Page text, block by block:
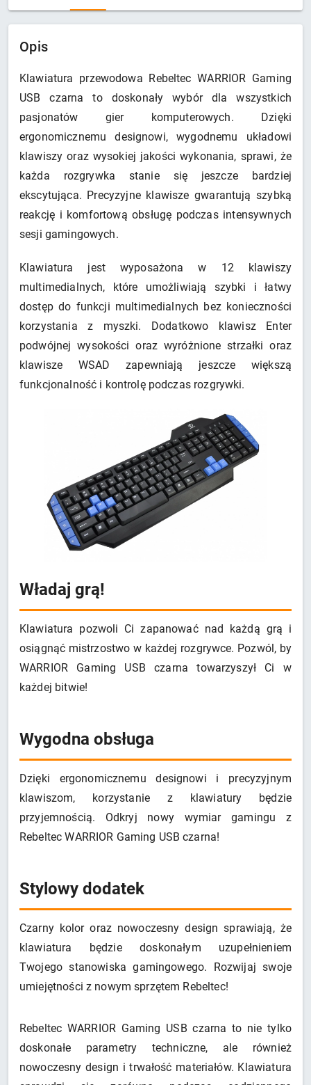
Opis
Klawiatura przewodowa Rebeltec WARRIOR Gaming
USB czarna to doskonały wybór dla wszystkich
pasjonatów gier komputerowych. Dzięki
ergonomicznemu designowi, wygodnemu układowi
klawiszy oraz wysokiej jakości wykonania, sprawi, że
każda rozgrywka stanie się jeszcze bardziej
ekscytująca. Precyzyjne klawisze gwarantują szybką
reakcję i komfortową obsługę podczas intensywnych
sesji gamingowych.
Klawiatura jest wyposażona w 12 klawiszy
multimedialnych, które umożliwiają szybki i łatwy
dostęp do funkcji multimedialnych bez konieczności
korzystania z myszki. Dodatkowo klawisz Enter
podwójnej wysokości oraz wyróżnione strzałki oraz
klawisze WSAD zapewniają jeszcze większą
funkcjonalność i kontrolę podczas rozgrywki.
Władaj grą!
Klawiatura pozwoli Ci zapanować nad każdą grą i
osiągnąć mistrzostwo w każdej rozgrywce. Pozwól, by
WARRIOR Gaming USB czarna towarzyszył Ci w
każdej bitwie!
Wygodna obsługa
Dzięki ergonomicznemu designowi i precyzyjnym
klawiszom, korzystanie z klawiatury będzie
przyjemnością. Odkryj nowy wymiar gamingu z
Rebeltec WARRIOR Gaming USB czarna!
Stylowy dodatek
Czarny kolor oraz nowoczesny design sprawiają, że
klawiatura będzie doskonałym uzupełnieniem
Twojego stanowiska gamingowego. Rozwijaj swoje
umiejętności z nowym sprzętem Rebeltec!
Rebeltec WARRIOR Gaming USB czarna to nie tylko
doskonałe parametry techniczne, ale również
nowoczesny design i trwałość materiałów. Klawiatura